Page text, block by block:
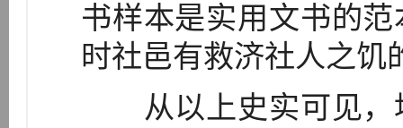
书样本是实用文书的
时社邑有救济社人之饥
从以上史实可见，